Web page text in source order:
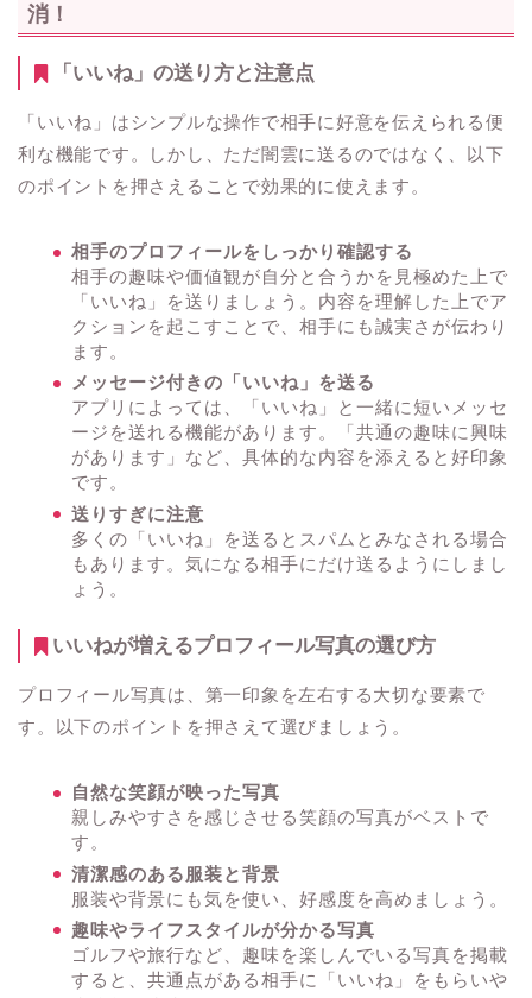
消！
「いいね」の送り方と注意点
「いいね」はシンプルな操作で相手に好意を伝えられる便
利な機能です。しかし、ただ闇雲に送るのではなく、以下
のポイントを押さえることで効果的に使えます。
相手のプロフィールをしっかり確認する
相手の趣味や価値観が自分と合うかを見極めた上で
「いいね」を送りましょう。内容を理解した上でア
クションを起こすことで、相手にも誠実さが伝わり
ます。
メッセージ付きの「いいね」を送る
アプリによっては、「いいね」と一緒に短いメッセ
ージを送れる機能があります。「共通の趣味に興味
があります」など、具体的な内容を添えると好印象
です。
送りすぎに注意
多くの「いいね」を送るとスパムとみなされる場合
もあります。気になる相手にだけ送るようにしまし
ょう。
いいねが増えるプロフィール写真の選び方
プロフィール写真は、第一印象を左右する大切な要素で
す。以下のポイントを押さえて選びましょう。
自然な笑顔が映った写真
親しみやすさを感じさせる笑顔の写真がベストで
す。
清潔感のある服装と背景
服装や背景にも気を使い、好感度を高めましょう。
趣味やライフスタイルが分かる写真
ゴルフや旅行など、趣味を楽しんでいる写真を掲載
すると、共通点がある相手に「いいね」をもらいや